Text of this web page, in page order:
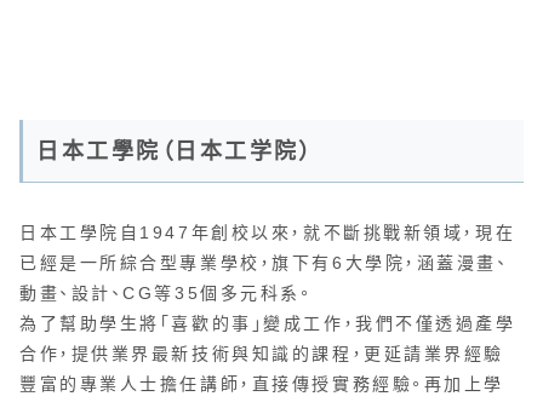
日本工學院（日本工学院）
日本工學院自1947年創校以來，就不斷挑戰新領域，現在
已經是一所綜合型專業學校，旗下有6大學院，涵蓋漫畫、
動畫、設計、CG等35個多元科系。
為了幫助學生將「喜歡的事」變成工作，我們不僅透過產學
合作，提供業界最新技術與知識的課程，更延請業界經驗
豐富的專業人士擔任講師，直接傳授實務經驗。再加上學